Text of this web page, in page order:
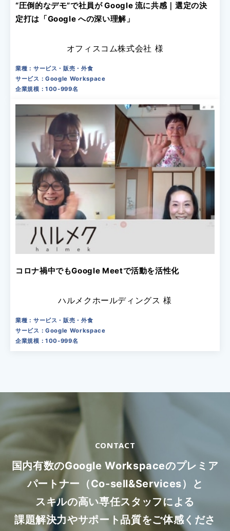
“圧倒的なデモ”で社員が Google 流に共感｜選定の決
定打は「Google への深い理解」
オフィスコム株式会社 様
業種：サービス・販売・外食
サービス：Google Workspace
企業規模：100-999名
コロナ禍中でもGoogle Meetで活動を活性化
ハルメクホールディングス 様
業種：サービス・販売・外食
サービス：Google Workspace
企業規模：100-999名
CONTACT
国内有数のGoogle Workspaceのプレミア
パートナー（Co-sell&Services）と
スキルの高い専任スタッフによる
課題解決力やサポート品質をご体感くださ